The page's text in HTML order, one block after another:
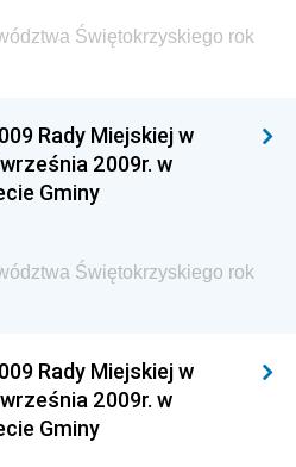
Transportu, Budownictwa
Spraw Zagranicznych
Biura
Patentowego
Dyrekcji Dróg
Środowiska
Świętokrzyskiego rok
Rady Miejskiej w
2009r. w
Gminy
Świętokrzyskiego rok
Rady Miejskiej w
2009r. w
Gminy